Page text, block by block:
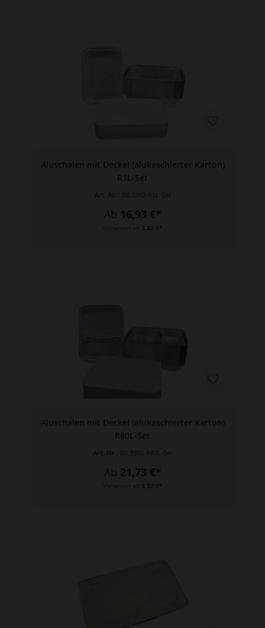
Aluschalen mit Deckel (alukaschierter Karton)
R1L-Set
Art.-Nr.: BX.3392-R1L-Set
Ab 16,93 €*
3,32 €*
Aluschalen mit Deckel (alukaschierter Karton)
R80L-Set
Art.-Nr.: BX.3392-R80L-Set
Ab 21,73 €*
3,32 €*